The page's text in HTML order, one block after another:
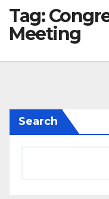
Tag:
Meeting
Search